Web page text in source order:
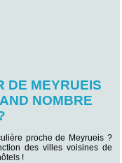
DE MEYRUEIS
NOMBRE
proche de Meyrueis ?
des villes voisines de
!